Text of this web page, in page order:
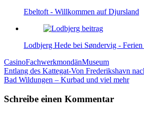
Ebeltoft - Willkommen auf Djursland
Lodbjerg Hede bei Søndervig -
CasinoFachwerkmondänMuseum
Beitragsnavigation
Entlang des Kattegat-Von Frederikshavn
Bad Wildungen – Kurbad und viel mehr
Schreibe einen Kommentar